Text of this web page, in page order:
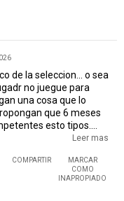
de la seleccion... o sea
no juegue para
una cosa que lo
que 6 meses
esto tipos.
pero scaloni queria
tapia..no?
Leer mas
COMPARTIR
MARCAR
COMO
INAPROPIADO